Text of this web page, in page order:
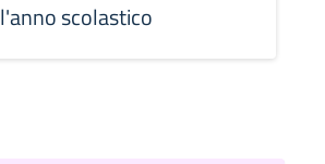
l'anno scolastico